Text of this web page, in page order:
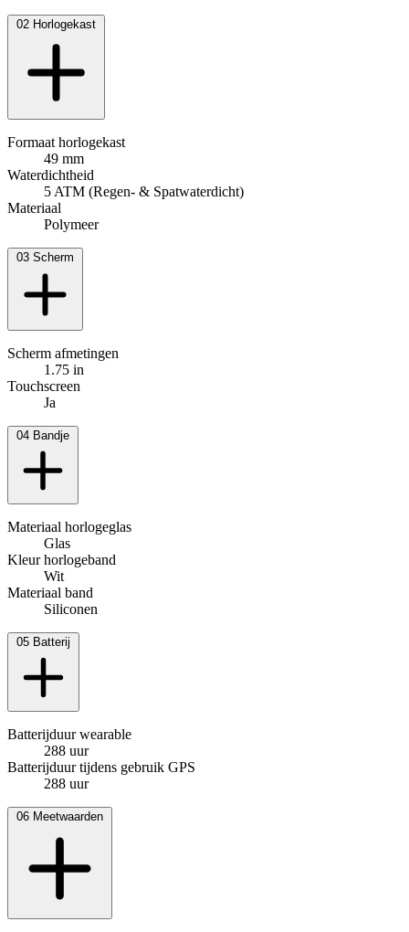
02 Horlogekast
Formaat horlogekast
49 mm
Waterdichtheid
5 ATM (Regen- & Spatwaterdicht)
Materiaal
Polymeer
03 Scherm
Scherm afmetingen
1.75 in
Touchscreen
Ja
04 Bandje
Materiaal horlogeglas
Glas
Kleur horlogeband
Wit
Materiaal band
Siliconen
05 Batterij
Batterijduur wearable
288 uur
Batterijduur tijdens gebruik GPS
288 uur
06 Meetwaarden